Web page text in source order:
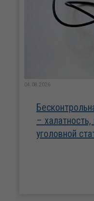
04.08.2026
–
уголовной